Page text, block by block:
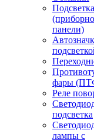
панели)
фары
Реле
подсветка
лампы с